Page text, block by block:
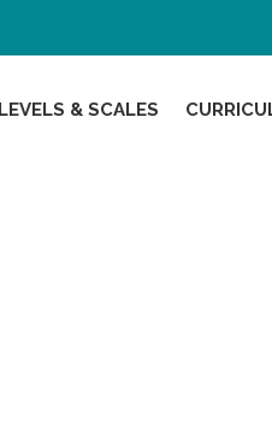
LEVELS & SCALES